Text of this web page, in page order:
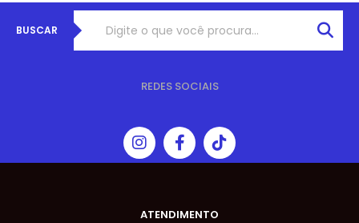
BUSCAR
REDES SOCIAIS
ATENDIMENTO